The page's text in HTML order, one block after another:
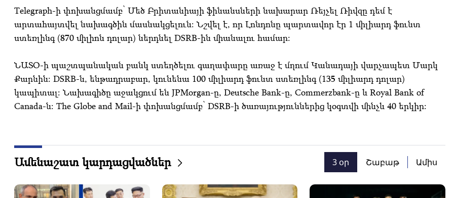
Telegraph-ի փոխանցմամբ՝ Մեծ Բրիտանիայի ֆինանսների նախարար Ռեյչել Ռիվզը դեմ է
արտահայտվել նախագծին մասնակցելուն: Նշվել է, որ Լոնդոնը պարտավոր էր 1 միլիարդ ֆունտ
ստեռլինգ (870 միլիոն դոլար) ներդնել DSRB-ին միանալու համար:
ՆԱՏՕ-ի պաշտպանական բանկ ստեղծելու գաղափարը առաջ է մղում Կանադայի վարչապետ Մարկ
Քարնին: DSRB-ն, ենթադրաբար, կունենա 100 միլիարդ ֆունտ ստեռլինգ (135 միլիարդ դոլար)
կապիտալ: Նախագիծը աջակցում են JPMorgan-ը, Deutsche Bank-ը, Commerzbank-ը և Royal Bank of
Canada-ն: The Globe and Mail-ի փոխանցմամբ՝ DSRB-ի ծառայություններից կօգտվի մինչև 40 երկիր:
Ամենաշատ կարդացվածներ 3 օր Շաբաթ Ամիս